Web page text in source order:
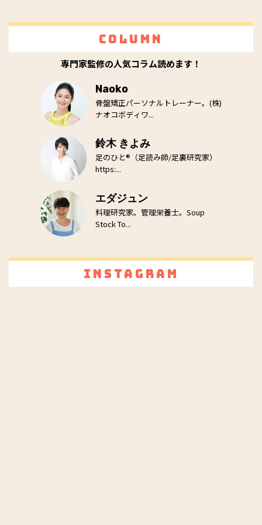
Column
専門家監修の人気コラム読めます！
Naoko
骨盤矯正パーソナルトレーナー。(株)
ナオコボディワ...
鈴木 きよみ
足のひと®（足読み師/足裏研究家）
https:...
エダジュン
料理研究家。管理栄養士。Soup
Stock To...
Instagram